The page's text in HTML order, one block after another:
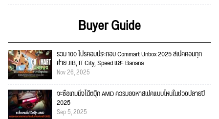
Buyer Guide
รวม 100 โปรคอมประกอบ Commart Unbox 2025 สเปคคอมทุก
ค่าย JIB, IT City, Speed และ Banana
Nov 26, 2025
จะซื้อเกมมิ่งโน้ตบุ๊ก AMD ควรมองหาสเปคแบบไหนในช่วงปลายปี
2025
Sep 5, 2025